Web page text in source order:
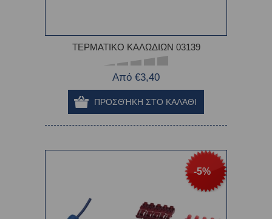
ΤΕΡΜΑΤΙΚΟ ΚΑΛΩΔΙΩΝ 03139
Από €3,40
-5%